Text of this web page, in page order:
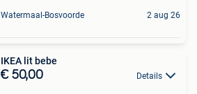
Watermaal-Bosvoorde 2 aug 26
IKEA lit bebe
€ 50,00 Details